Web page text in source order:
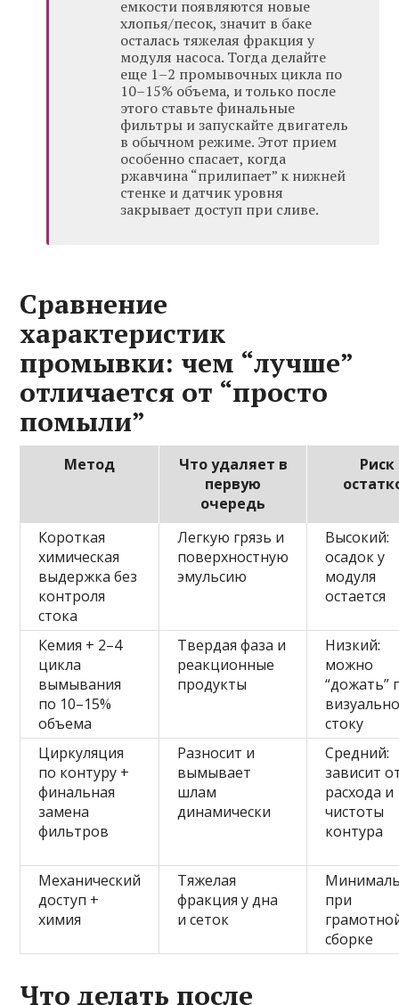
емкости появляются новые
хлопья/песок, значит в баке
осталась тяжелая фракция у
модуля насоса. Тогда делайте
еще 1–2 промывочных цикла по
10–15% объема, и только после
этого ставьте финальные
фильтры и запускайте двигатель
в обычном режиме. Этот прием
особенно спасает, когда
ржавчина “прилипает” к нижней
стенке и датчик уровня
закрывает доступ при сливе.
Сравнение
характеристик
промывки: чем “лучше”
отличается от “просто
помыли”
Метод
Что удаляет в
первую
очередь
Риск
Короткая
химическая
выдержка без
контроля
стока
Легкую грязь и
поверхностную
эмульсию
Высокий:
осадок у
модуля
остается
Кемия + 2–4
цикла
вымывания
по 10–15%
объема
Твердая фаза и
реакционные
продукты
Низкий:
можно
“дожать”
стоку
Циркуляция
по контуру +
финальная
замена
фильтров
Разносит и
вымывает
шлам
динамически
Средний:
зависит
расхода и
чистоты
контура
Механический
доступ +
химия
Тяжелая
фракция у дна
и сеток
при
сборке
Что делать после